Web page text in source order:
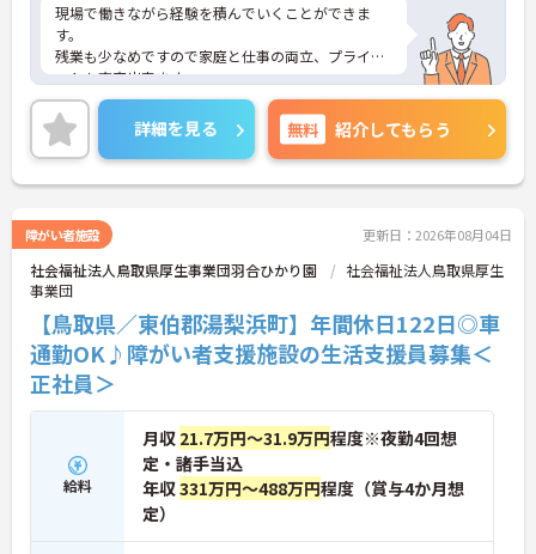
現場で働きながら経験を積んでいくことができま
す。
残業も少なめですので家庭と仕事の両立、プライベ
ートも充実出来ます。
ご興味がある方には、面接対策ポイントなど、さら
に詳細をお話しいたしますのでお気軽にご相談くだ
さい。
詳細を見る 無料 紹介してもらう
障がい者施設 更新日：2026年08月04日
社会福祉法人鳥取県厚生事業団羽合ひかり園
社会福祉法人鳥取県厚生
事業団
【鳥取県／東伯郡湯梨浜町】年間休日122日◎車
通勤OK♪障がい者支援施設の生活支援員募集＜
正社員＞
給料
月収 21.7万円～31.9万円程度※夜勤4回想
定・諸手当込
年収331万円～488万円程度（賞与4か月想
定）